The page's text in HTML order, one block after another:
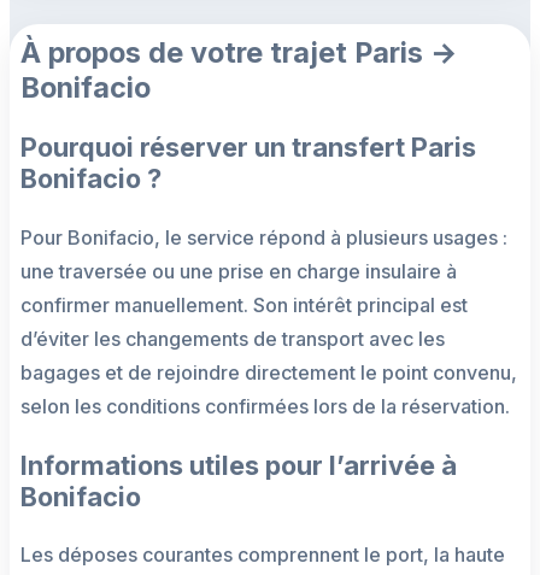
À propos de votre trajet Paris →
Bonifacio
Pourquoi réserver un transfert Paris
Bonifacio ?
Pour Bonifacio, le service répond à plusieurs usages :
une traversée ou une prise en charge insulaire à
confirmer manuellement. Son intérêt principal est
d’éviter les changements de transport avec les
bagages et de rejoindre directement le point convenu,
selon les conditions confirmées lors de la réservation.
Informations utiles pour l’arrivée à
Bonifacio
Les déposes courantes comprennent le port, la haute